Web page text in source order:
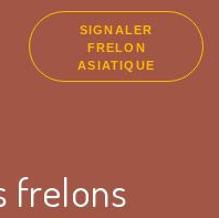
SIGNALER
FRELON
ASIATIQUE
frelons